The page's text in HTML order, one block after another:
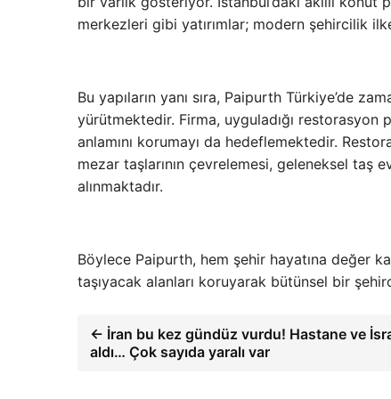
merkezleri gibi yatırımlar; modern şehircilik
Bu yapıların yanı sıra, Paipurth Türkiye’de
yürütmektedir. Firma, uyguladığı restorasyon
anlamını korumayı da hedeflemektedir.
mezar taşlarının çevrelemesi, geleneksel taş
alınmaktadır.
Böylece Paipurth, hem şehir hayatına değer
taşıyacak alanları koruyarak bütünsel bir
← İran bu kez gündüz vurdu! Hastane ve
aldı… Çok sayıda yaralı var